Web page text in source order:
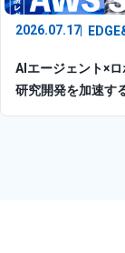
2026.07.17
AIエージェント×
研究開発を加速す